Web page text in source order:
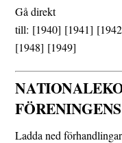
Gå direkt
till: [1940] [1941]
[1948] [1949]
Ladda ned förhandlingar